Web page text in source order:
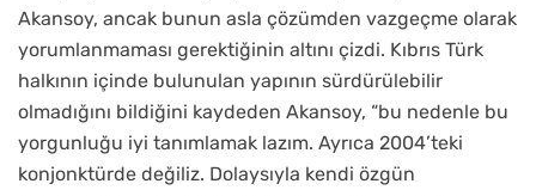
Akansoy, ancak bunun asla çözümden vazgeçme olarak
yorumlanmaması gerektiğinin altını çizdi. Kıbrıs Türk
halkının içinde bulunulan yapının sürdürülebilir
olmadığını bildiğini kaydeden Akansoy, “bu nedenle bu
yorgunluğu iyi tanımlamak lazım. Ayrıca 2004’teki
konjonktürde değiliz. Dolaysıyla kendi özgün